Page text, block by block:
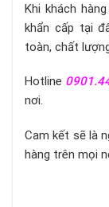
Khi khách
khẩn cấp tại
toàn, chất
Hotline
nơi.
Cam kết sẽ là
hàng trên mọi